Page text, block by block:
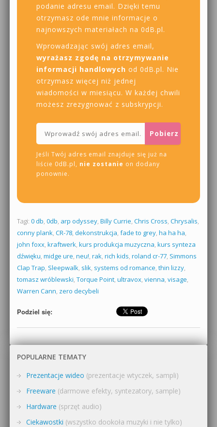
podanie adresu email. Dzięki temu
otrzymasz ode mnie informacje o
najnowszych materiałach na 0dB.pl.
Wprowadzając swój adres email,
wyrażasz zgodę na otrzymywanie
informacji handlowych od 0dB.pl. Nie
otrzymasz więcej niż jednej
wiadomości w miesiącu. W każdej chwili
możesz zrezygnować z subskrypcji.
Jeśli Twój adres email znajduje się już na
liście 0dB.pl, nie zostanie on dodany
ponownie.
Tagi: 0 db, 0db, arp odyssey, Billy Currie, Chris Cross, Chrysalis,
conny plank, CR-78, dekonstrukcja, fade to grey, ha ha ha,
john foxx, kraftwerk, kurs produkcja muzyczna, kurs synteza
dźwięku, midge ure, neu!, rak, rich kids, roland cr-77, Simmons
Clap Trap, Sleepwalk, slik, systems od romance, thin lizzy,
tomasz wróblewski, Torque Point, ultravox, vienna, visage,
Warren Cann, zero decybeli
Podziel się:
POPULARNE TEMATY
Prezentacje wideo (prezentacje wtyczek, sampli)
Freeware (darmowe efekty, syntezatory, sample)
Hardware (sprzęt audio)
Ciekawostki (wszystko dookoła muzyki i nie tylko)